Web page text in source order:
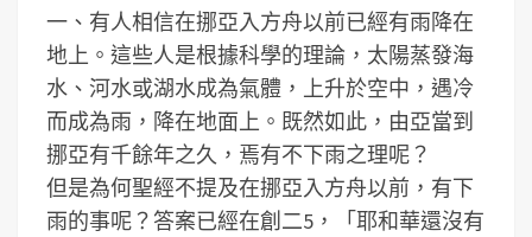
一、有人相信在挪亞入方舟以前已經有雨降在
地上。這些人是根據科學的理論，太陽蒸發海
水、河水或湖水成為氣體，上升於空中，遇冷
而成為雨，降在地面上。既然如此，由亞當到
挪亞有千餘年之久，焉有不下雨之理呢？
但是為何聖經不提及在挪亞入方舟以前，有下
雨的事呢？答案已經在創二5，「耶和華還沒有